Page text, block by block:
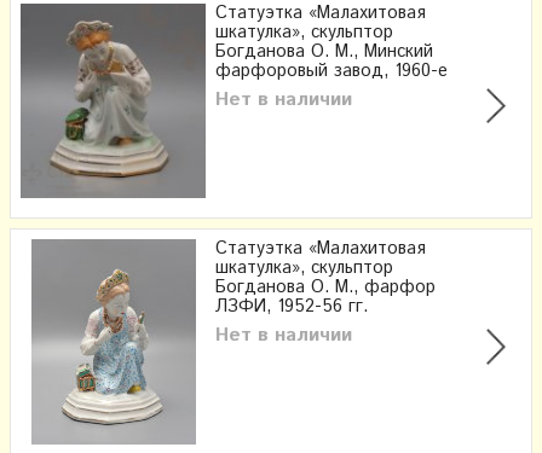
Статуэтка «Малахитовая
шкатулка», скульптор
Богданова О. М., Минский
фарфоровый завод, 1960-е
Нет в наличии
Статуэтка «Малахитовая
шкатулка», скульптор
Богданова О. М., фарфор
ЛЗФИ, 1952-56 гг.
Нет в наличии